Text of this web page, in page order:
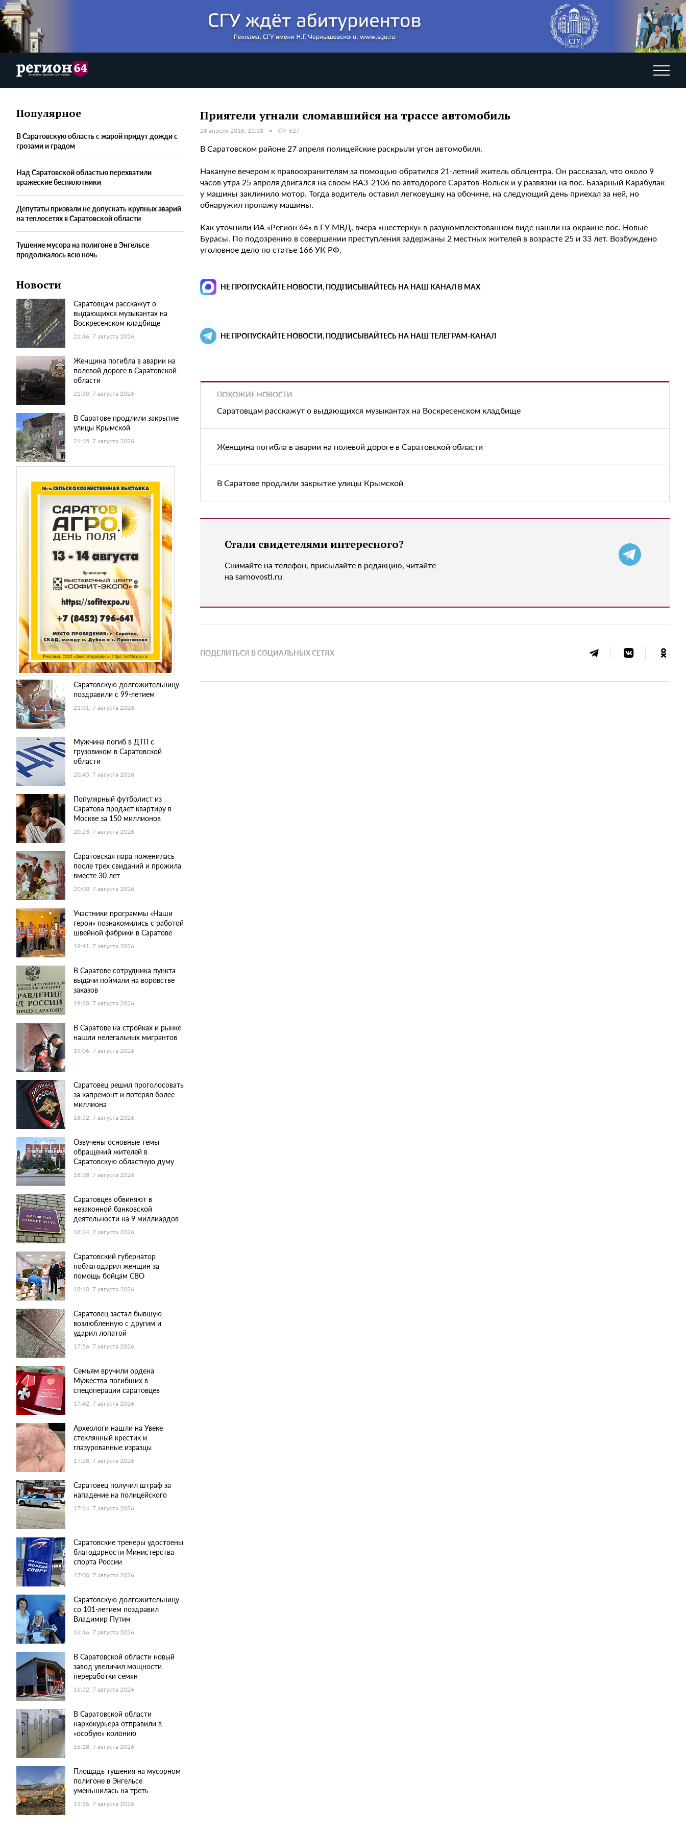
Популярное
В Саратовскую область с жарой придут дожди с
грозами и градом
Над Саратовской областью перехватили
вражеские беспилотники
Депутаты призвали не допускать крупных аварий
на теплосетях в Саратовской области
Тушение мусора на полигоне в Энгельсе
продолжалось всю ночь
Новости
Саратовцам расскажут о
выдающихся музыкантах на
Воскресенском кладбище
21:46, 7 августа 2026
Женщина погибла в аварии на
полевой дороге в Саратовской
области
21:30, 7 августа 2026
В Саратове продлили закрытие
улицы Крымской
21:15, 7 августа 2026
Саратовскую долгожительницу
поздравили с 99-летием
21:01, 7 августа 2026
Мужчина погиб в ДТП с
грузовиком в Саратовской
области
20:45, 7 августа 2026
Популярный футболист из
Саратова продает квартиру в
Москве за 150 миллионов
20:23, 7 августа 2026
Саратовская пара поженилась
после трех свиданий и прожила
вместе 30 лет
20:00, 7 августа 2026
Участники программы «Наши
герои» познакомились с работой
швейной фабрики в Саратове
19:41, 7 августа 2026
В Саратове сотрудника пункта
выдачи поймали на воровстве
заказов
19:20, 7 августа 2026
В Саратове на стройках и рынке
нашли нелегальных мигрантов
19:06, 7 августа 2026
Саратовец решил проголосовать
за капремонт и потерял более
миллиона
18:52, 7 августа 2026
Озвучены основные темы
обращений жителей в
Саратовскую областную думу
18:38, 7 августа 2026
Саратовцев обвиняют в
незаконной банковской
деятельности на 9 миллиардов
18:24, 7 августа 2026
Саратовский губернатор
поблагодарил женщин за
помощь бойцам СВО
18:10, 7 августа 2026
Саратовец застал бывшую
возлюбленную с другим и
ударил лопатой
17:56, 7 августа 2026
Семьям вручили ордена
Мужества погибших в
спецоперации саратовцев
17:42, 7 августа 2026
Археологи нашли на Увеке
стеклянный крестик и
глазурованные изразцы
17:28, 7 августа 2026
Саратовец получил штраф за
нападение на полицейского
17:14, 7 августа 2026
Саратовские тренеры удостоены
благодарности Министерства
спорта России
17:00, 7 августа 2026
Саратовскую долгожительницу
со 101-летием поздравил
Владимир Путин
16:46, 7 августа 2026
В Саратовской области новый
завод увеличил мощности
переработки семян
16:32, 7 августа 2026
В Саратовской области
наркокурьера отправили в
«особую» колонию
16:18, 7 августа 2026
Площадь тушения на мусорном
полигоне в Энгельсе
уменьшилась на треть
15:56, 7 августа 2026
Приятели угнали сломавшийся на трассе автомобиль
28 апреля 2016, 10:18 627
В Саратовском районе 27 апреля полицейские раскрыли угон автомобиля.
Накануне вечером к правоохранителям за помощью обратился 21-летний житель облцентра. Он рассказал, что около 9
часов утра 25 апреля двигался на своем ВАЗ-2106 по автодороге Саратов-Вольск и у развязки на пос. Базарный Карабулак
у машины заклинило мотор. Тогда водитель оставил легковушку на обочине, на следующий день приехал за ней, но
обнаружил пропажу машины.
Как уточнили ИА «Регион 64» в ГУ МВД, вчера «шестерку» в разукомплектованном виде нашли на окраине пос. Новые
Бурасы. По подозрению в совершении преступления задержаны 2 местных жителей в возрасте 25 и 33 лет. Возбуждено
уголовное дело по статье 166 УК РФ.
НЕ ПРОПУСКАЙТЕ НОВОСТИ, ПОДПИСЫВАЙТЕСЬ НА НАШ КАНАЛ В MAX
НЕ ПРОПУСКАЙТЕ НОВОСТИ, ПОДПИСЫВАЙТЕСЬ НА НАШ ТЕЛЕГРАМ-КАНАЛ
ПОХОЖИЕ НОВОСТИ
Саратовцам расскажут о выдающихся музыкантах на Воскресенском кладбище
Женщина погибла в аварии на полевой дороге в Саратовской области
В Саратове продлили закрытие улицы Крымской
Стали свидетелями интересного?
Снимайте на телефон, присылайте в редакцию, читайте
на sarnovosti.ru
ПОДЕЛИТЬСЯ В СОЦИАЛЬНЫХ СЕТЯХ